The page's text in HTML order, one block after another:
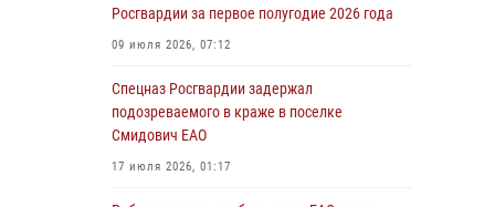
1914-1918 годов
01 августа 2026, 10:19
Внесены изменения в правила проведения
контрольного отстрела гражданского оружия
31 июля 2026, 01:48
Росгвардии за первое полугодие 2026 года
09 июля 2026, 07:12
Спецназ Росгвардии задержал
подозреваемого в краже в поселке
Смидович ЕАО
17 июля 2026, 01:17